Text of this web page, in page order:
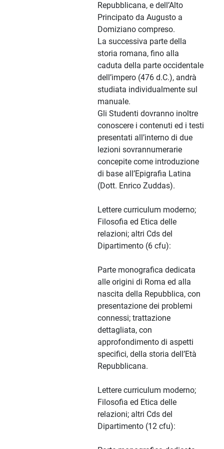
Repubblicana, e dell’Alto
Principato da Augusto a
Domiziano compreso.
La successiva parte della
storia romana, fino alla
caduta della parte occidentale
dell’impero (476 d.C.), andrà
studiata individualmente sul
manuale.
Gli Studenti dovranno inoltre
conoscere i contenuti ed i testi
presentati all’interno di due
lezioni sovrannumerarie
concepite come introduzione
di base all’Epigrafia Latina
(Dott. Enrico Zuddas).
Lettere curriculum moderno;
Filosofia ed Etica delle
relazioni; altri Cds del
Dipartimento (6 cfu):
Parte monografica dedicata
alle origini di Roma ed alla
nascita della Repubblica, con
presentazione dei problemi
connessi; trattazione
dettagliata, con
approfondimento di aspetti
specifici, della storia dell’Età
Repubblicana.
Lettere curriculum moderno;
Filosofia ed Etica delle
relazioni; altri Cds del
Dipartimento (12 cfu):